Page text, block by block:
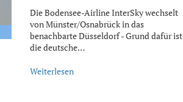
Die Bodensee-Airline InterSky wechselt
von Münster/Osnabrück in das
benachbarte Düsseldorf - Grund dafür ist
die deutsche…
Weiterlesen